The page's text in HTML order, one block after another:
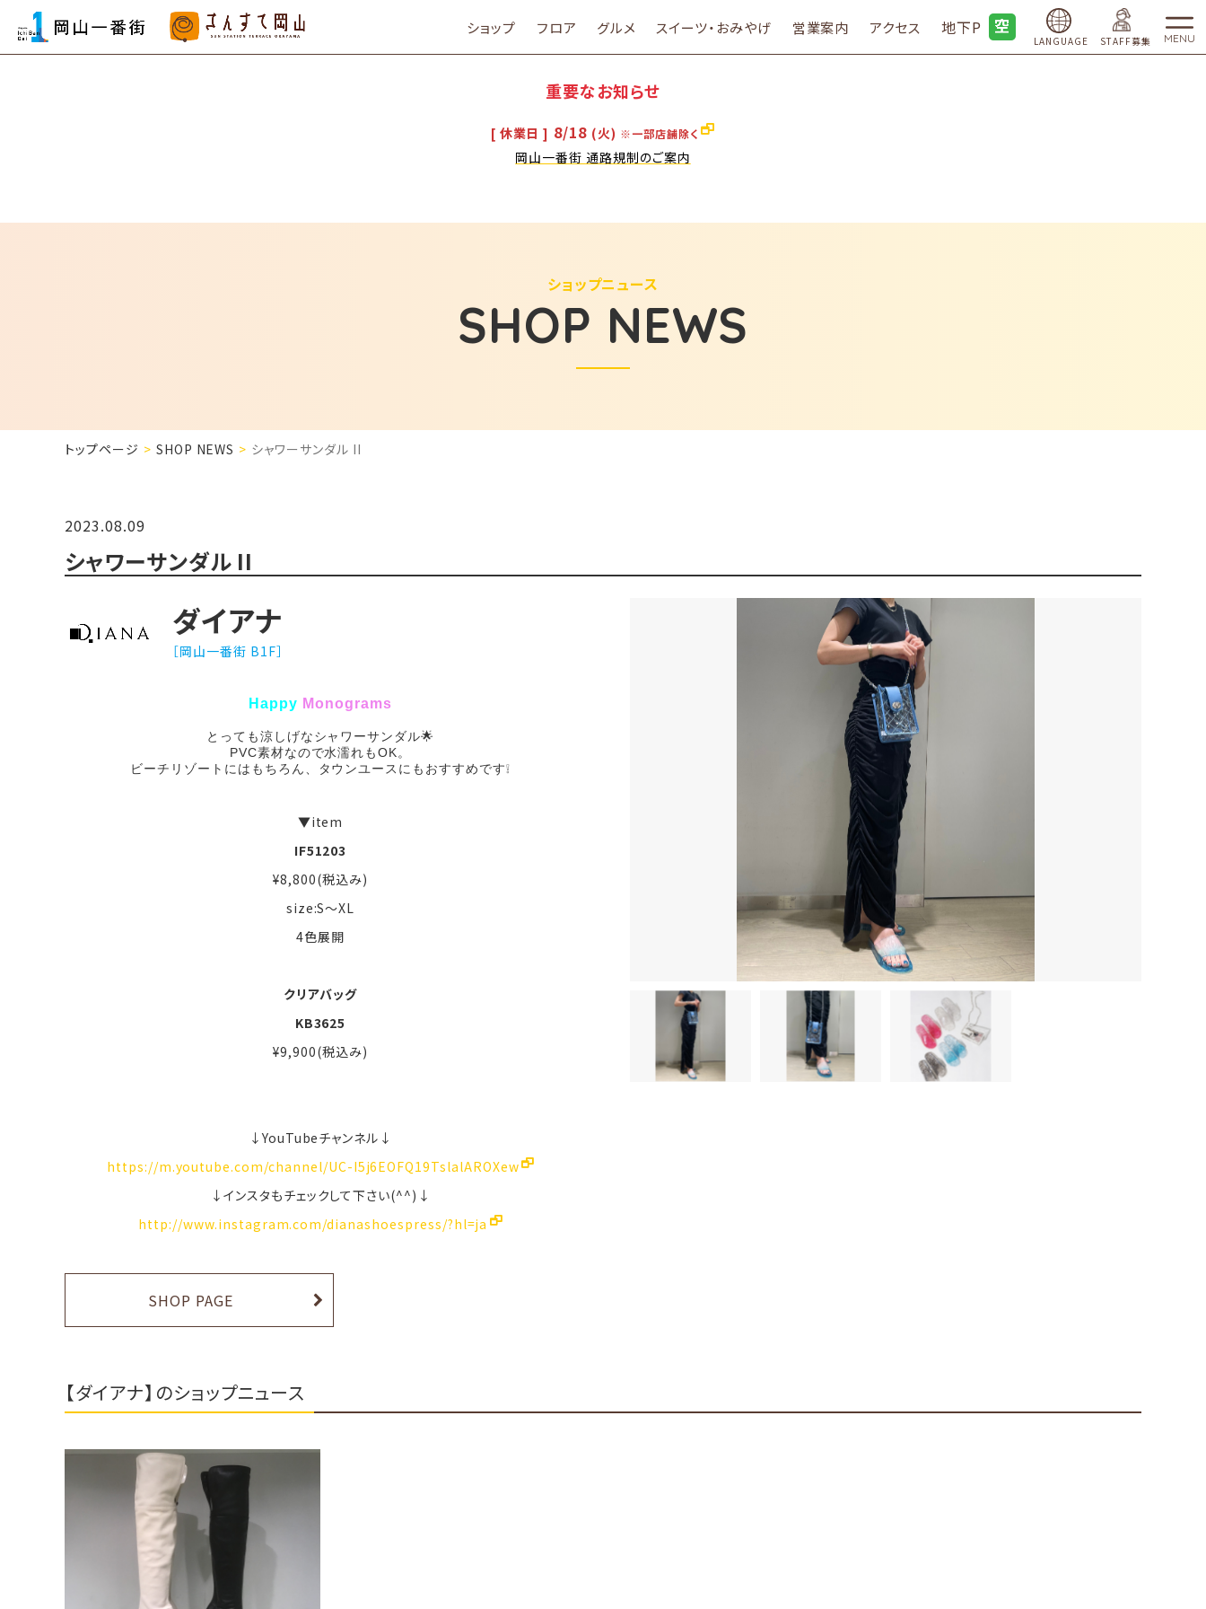
ショップ フロア グルメ スイーツ・おみやげ 営業案内 アクセス 地下P
LANGUAGE STAFF募集 MENU
重要なお知らせ
[ 休業日 ] 8/18 (火) ※一部店舗除く
岡山一番街 通路規制のご案内
SHOP NEWS
ショップニュース
トップページ SHOP NEWS シャワーサンダル II
2023.08.09
シャワーサンダル II
ダイアナ
［岡山一番街 B1F］
Happy Monograms
とっても涼しげなシャワーサンダル🌟
PVC素材なので水濡れもOK。
ビーチリゾートにはもちろん、タウンユースにもおすすめです❕
▼item
IF51203
¥8,800(税込み)
size:S～XL
4色展開
クリアバッグ
KB3625
¥9,900(税込み)
↓YouTubeチャンネル↓
https://m.youtube.com/channel/UC-I5j6EOFQ19TslalAROXew
↓インスタもチェックして下さい(^^)↓
http://www.instagram.com/dianashoespress/?hl=ja
SHOP PAGE
【ダイアナ】のショップニュース